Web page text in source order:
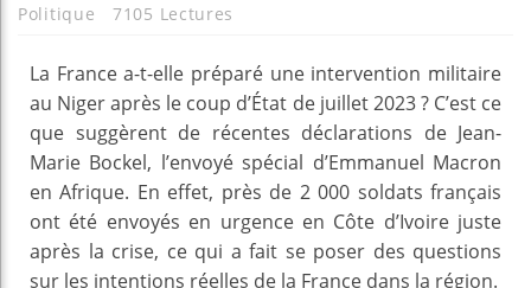
Politique
7105 Lectures
La France a-t-elle préparé une intervention militaire
au Niger après le coup d’État de juillet 2023 ? C’est ce
que suggèrent de récentes déclarations de Jean-
Marie Bockel, l’envoyé spécial d’Emmanuel Macron
en Afrique. En effet, près de 2 000 soldats français
ont été envoyés en urgence en Côte d’Ivoire juste
après la crise, ce qui a fait se poser des questions
sur les intentions réelles de la France dans la région.